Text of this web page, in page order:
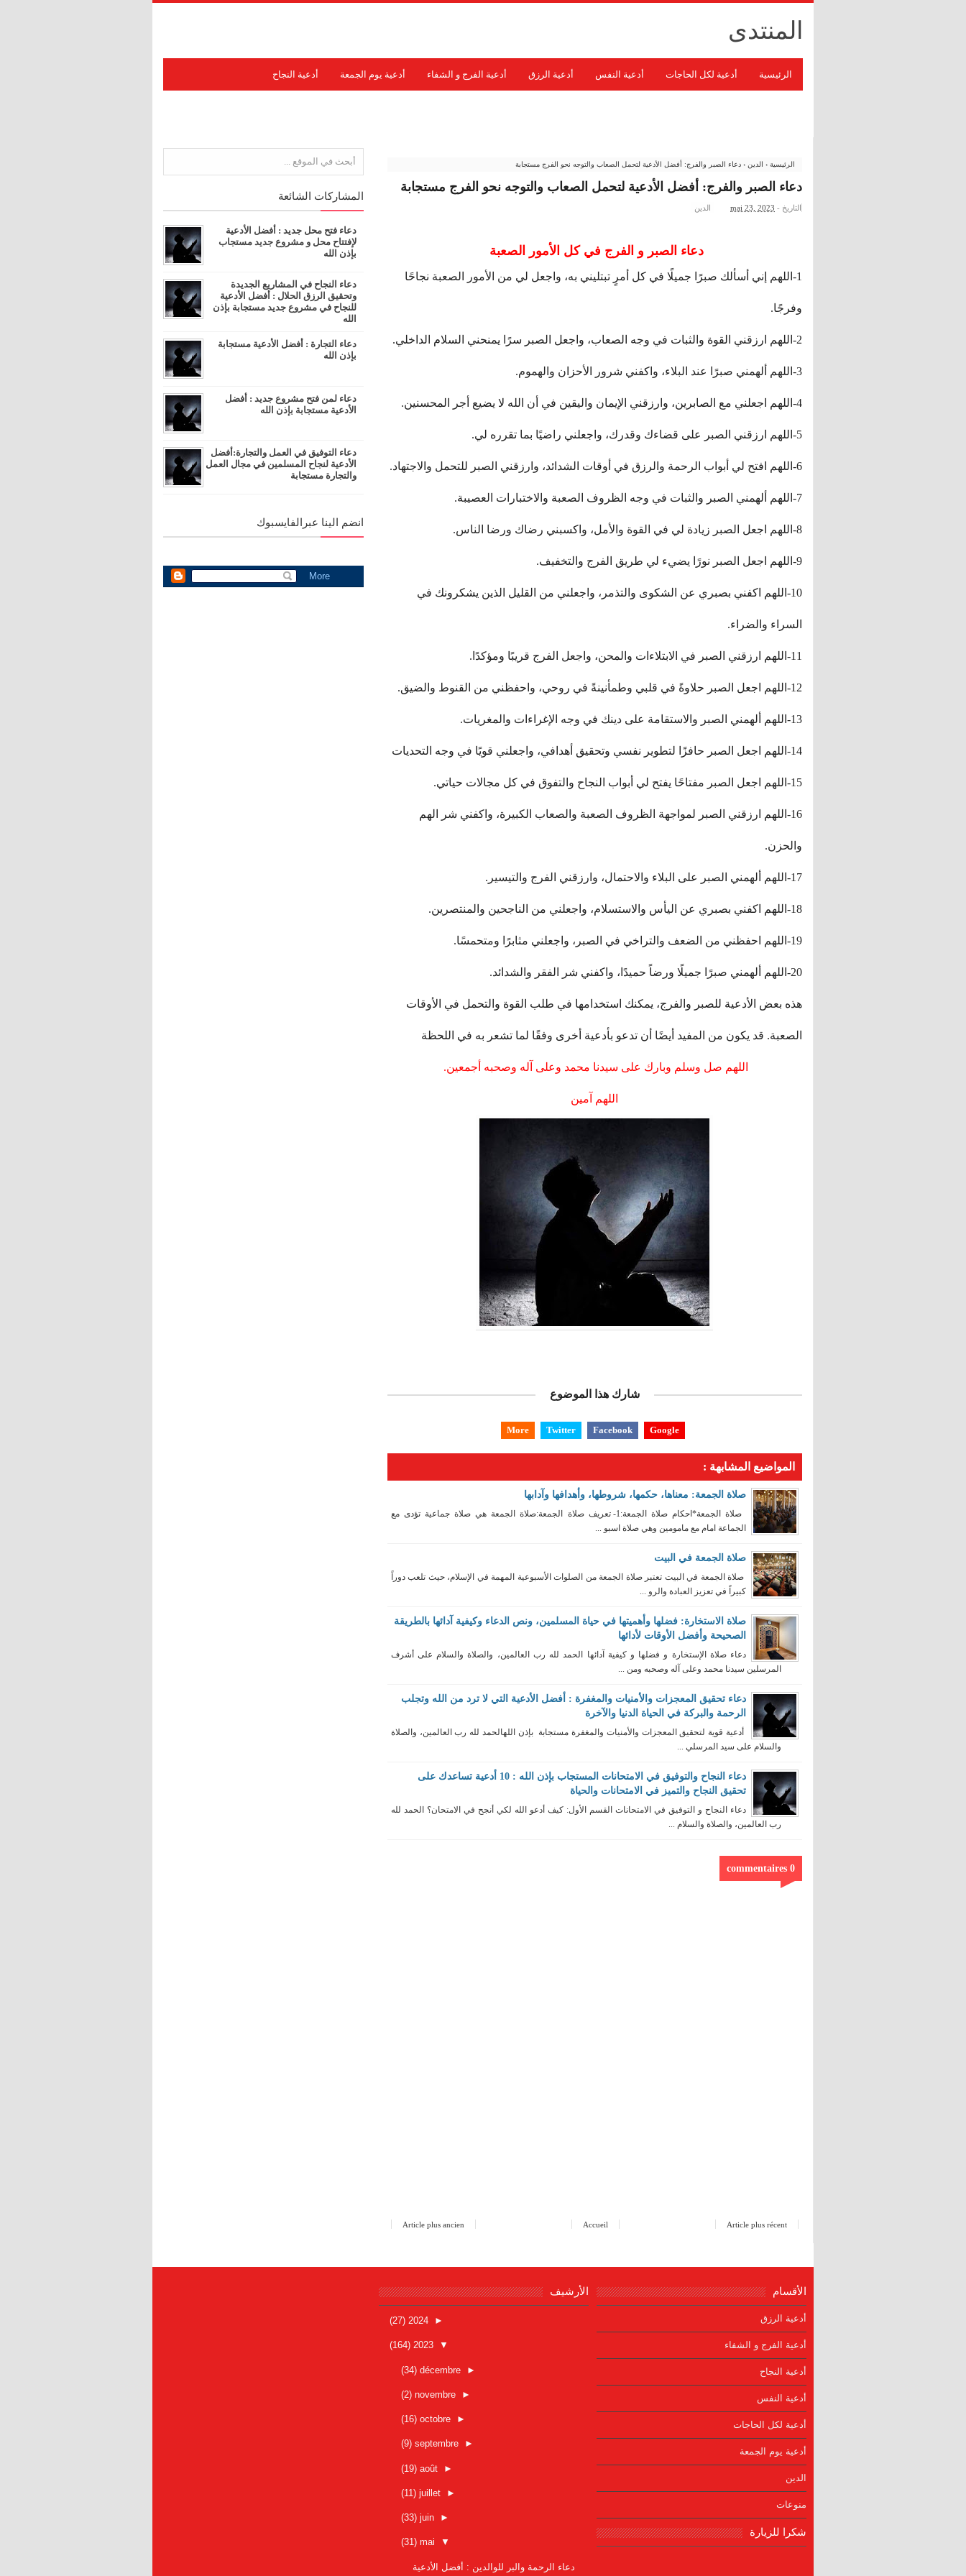
المنتدى
الرئيسية أدعية لكل الحاجات أدعية النفس أدعية الرزق أدعية الفرج و الشفاء أدعية يوم الجمعة أدعية النجاح
الرئيسية › الدين › دعاء الصبر والفرج: أفضل الأدعية لتحمل الصعاب والتوجه نحو الفرج مستجابة
دعاء الصبر والفرج: أفضل الأدعية لتحمل الصعاب والتوجه نحو الفرج مستجابة
التاريخ - mai 23, 2023 الدين
دعاء الصبر و الفرج في كل الأمور الصعبة
1-اللهم إني أسألك صبرًا جميلًا في كل أمرٍ تبتليني به، واجعل لي من الأمور الصعبة نجاحًا
وفرجًا.
2-اللهم ارزقني القوة والثبات في وجه الصعاب، واجعل الصبر سرًا يمنحني السلام الداخلي.
3-اللهم ألهمني صبرًا عند البلاء، واكفني شرور الأحزان والهموم.
4-اللهم اجعلني مع الصابرين، وارزقني الإيمان واليقين في أن الله لا يضيع أجر المحسنين.
5-اللهم ارزقني الصبر على قضاءك وقدرك، واجعلني راضيًا بما تقرره لي.
6-اللهم افتح لي أبواب الرحمة والرزق في أوقات الشدائد، وارزقني الصبر للتحمل والاجتهاد.
7-اللهم ألهمني الصبر والثبات في وجه الظروف الصعبة والاختبارات العصيبة.
8-اللهم اجعل الصبر زيادة لي في القوة والأمل، واكسبني رضاك ورضا الناس.
9-اللهم اجعل الصبر نورًا يضيء لي طريق الفرج والتخفيف.
10-اللهم اكفني بصبري عن الشكوى والتذمر، واجعلني من القليل الذين يشكرونك في
السراء والضراء.
11-اللهم ارزقني الصبر في الابتلاءات والمحن، واجعل الفرج قريبًا ومؤكدًا.
12-اللهم اجعل الصبر حلاوةً في قلبي وطمأنينةً في روحي، واحفظني من القنوط والضيق.
13-اللهم ألهمني الصبر والاستقامة على دينك في وجه الإغراءات والمغريات.
14-اللهم اجعل الصبر حافزًا لتطوير نفسي وتحقيق أهدافي، واجعلني قويًا في وجه التحديات
15-اللهم اجعل الصبر مفتاحًا يفتح لي أبواب النجاح والتفوق في كل مجالات حياتي.
16-اللهم ارزقني الصبر لمواجهة الظروف الصعبة والصعاب الكبيرة، واكفني شر الهم
والحزن.
17-اللهم ألهمني الصبر على البلاء والاحتمال، وارزقني الفرج والتيسير.
18-اللهم اكفني بصبري عن اليأس والاستسلام، واجعلني من الناجحين والمنتصرين.
19-اللهم احفظني من الضعف والتراخي في الصبر، واجعلني مثابرًا ومتحمسًا.
20-اللهم ألهمني صبرًا جميلًا ورضاً حميدًا، واكفني شر الفقر والشدائد.
هذه بعض الأدعية للصبر والفرج، يمكنك استخدامها في طلب القوة والتحمل في الأوقات
الصعبة. قد يكون من المفيد أيضًا أن تدعو بأدعية أخرى وفقًا لما تشعر به في اللحظة
اللهم صل وسلم وبارك على سيدنا محمد وعلى آله وصحبه أجمعين.
اللهم آمين
شارك هذا الموضوع
Google
Facebook
Twitter
More
المواضيع المشابهة :
صلاة الجمعة: معناها، حكمها، شروطها، وأهدافها وآدابها
صلاة الجمعة*احكام صلاة الجمعة:1- تعريف صلاة الجمعة:صلاة الجمعة هي صلاة جماعية تؤدى مع
الجماعة امام مع مامومين وهي صلاة اسبو ...
صلاة الجمعة في البيت
صلاة الجمعة في البيت تعتبر صلاة الجمعة من الصلوات الأسبوعية المهمة في الإسلام، حيث تلعب دوراً
كبيراً في تعزيز العبادة والرو ...
صلاة الاستخارة: فضلها وأهميتها في حياة المسلمين، ونص الدعاء وكيفية آدائها بالطريقة
الصحيحة وأفضل الأوقات لأدائها
دعاء صلاة الإستخارة و فضلها و كيفية آدائها الحمد لله رب العالمين، والصلاة والسلام على أشرف
المرسلين سيدنا محمد وعلى آله وصحبه ومن ...
دعاء تحقيق المعجزات والأمنيات والمغفرة : أفضل الأدعية التي لا ترد من الله وتجلب
الرحمة والبركة في الحياة الدنيا والآخرة
أدعية قوية لتحقيق المعجزات والأمنيات والمغفرة مستجابة بإذن اللهالحمد لله رب العالمين، والصلاة
والسلام على سيد المرسلي ...
دعاء النجاح والتوفيق في الامتحانات المستجاب بإذن الله : 10 أدعية تساعدك على
تحقيق النجاح والتميز في الامتحانات والحياة
دعاء النجاح و التوفيق في الامتحانات القسم الأول: كيف أدعو الله لكي أنجح في الامتحان؟ الحمد لله
رب العالمين، والصلاة والسلام ...
0 commentaires
Article plus récent
Article plus ancien Accueil
المشاركات الشائعة
دعاء فتح محل جديد : أفضل الأدعية
لإفتتاح محل و مشروع جديد مستجاب
بإذن الله
دعاء النجاح في المشاريع الجديدة
وتحقيق الرزق الحلال : أفضل الأدعية
للنجاح في مشروع جديد مستجابة بإذن
الله
دعاء التجارة : أفضل الأدعية مستجابة
بإذن الله
دعاء لمن فتح مشروع جديد : أفضل
الأدعية مستجابة بإذن الله
دعاء التوفيق في العمل والتجارة:أفضل
الأدعية لنجاح المسلمين في مجال العمل
والتجارة مستجابة
انضم الينا عبرالفايسبوك
الأقسام
أدعية الرزق
أدعية الفرج و الشفاء
أدعية النجاح
أدعية النفس
أدعية لكل الحاجات
أدعية يوم الجمعة
الدين
منوعات
شكرا للزيارة
الأرشيف
►
2024
(27)
▼
2023
(164)
►
décembre
(34)
►
novembre
(2)
►
octobre
(16)
►
septembre
(9)
►
août
(19)
►
juillet
(11)
►
juin
(33)
▼
mai
(31)
دعاء الرحمة والبر للوالدين : أفضل الأدعية